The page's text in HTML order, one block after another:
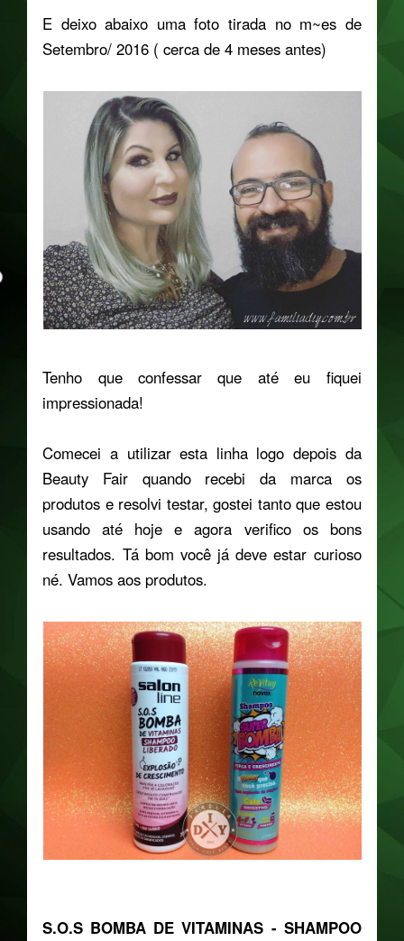
E deixo abaixo uma foto tirada no m~es de
Setembro/ 2016 ( cerca de 4 meses antes)
Tenho que confessar que até eu fiquei
impressionada!
Comecei a utilizar esta linha logo depois da
Beauty Fair quando recebi da marca os
produtos e resolvi testar, gostei tanto que estou
usando até hoje e agora verifico os bons
resultados. Tá bom você já deve estar curioso
né. Vamos aos produtos.
S.O.S BOMBA DE VITAMINAS - SHAMPOO